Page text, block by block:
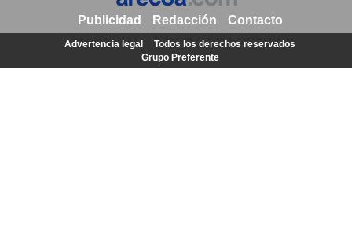
Publicidad Redacción Contacto
Advertencia legal
Todos los derechos reservados
Grupo Preferente